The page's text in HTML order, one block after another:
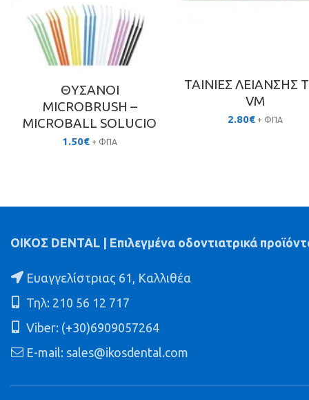
ΘΥΣΑΝΟΙ
MICROBRUSH –
MICROBALL SOLUCIO
1.50€ + ΦΠΑ
ΤΑΙΝΙΕΣ ΛΕΙΑΝΣΗΣ
VM
2.80€ + ΦΠΑ
ΟΙΚΟΣ DENTAL | Επιλεγμένα οδοντιατρικά
Ευαγγελίστριας 61, Καλλιθέα
Τηλ: 210 56 12 717
Viber: (+30)6909057264
E-mail: sales@ikosdental.com